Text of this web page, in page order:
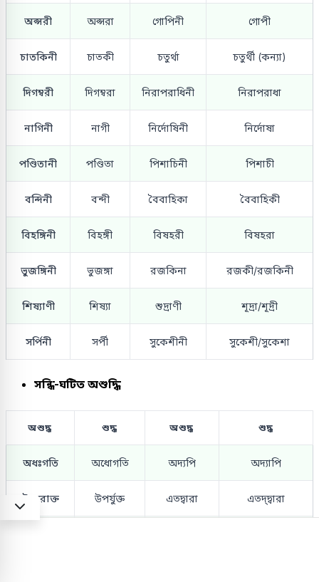
অপ্সরী অপ্সরা গোপিনী গোপী
চাতকিনী চাতকী চতুর্থা চতুর্থী (কন্যা)
দিগম্বরী দিগম্বরা নিরাপরাধিনী নিরাপরাধা
নাগিনী নাগী নির্দোষিনী নির্দোষা
পণ্ডিতানী পণ্ডিতা পিশাচিনী পিশাচী
বন্দিনী বন্দী বৈবাহিকা বৈবাহিকী
বিহঙ্গিনী বিহঙ্গী বিষহরী বিষহরা
ভুজঙ্গিনী ভুজঙ্গা রজকিনা রজকী/রজকিনী
শিষ্যাণী শিষ্যা শুদ্রাণী শূদ্রা/শূদ্রী
সর্পিনী সর্পী সুকেশীনী সুকেশী/সুকেশা
সন্ধি-ঘটিত অশুদ্ধি
অশুদ্ধ শুদ্ধ অশুদ্ধ শুদ্ধ
অধঃগতি অধোগতি অদ্যপি অদ্যাপি
উপরোক্ত উপর্যুক্ত এতদ্বারা এতদ্‌দ্বারা